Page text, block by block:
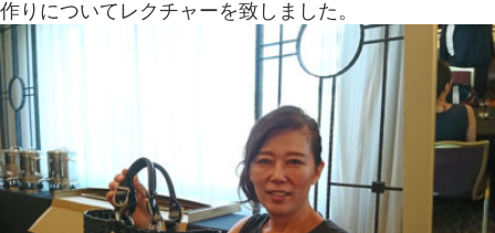
作りについてレクチャーを致しました。